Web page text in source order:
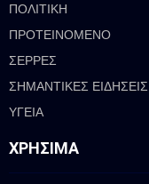
ΠΟΛΙΤΙΚΗ
ΠΡΟΤΕΙΝΟΜΕΝΟ
ΣΕΡΡΕΣ
ΣΗΜΑΝΤΙΚΕΣ ΕΙΔΗΣΕΙΣ
ΥΓΕΙΑ
ΧΡΉΣΙΜΑ